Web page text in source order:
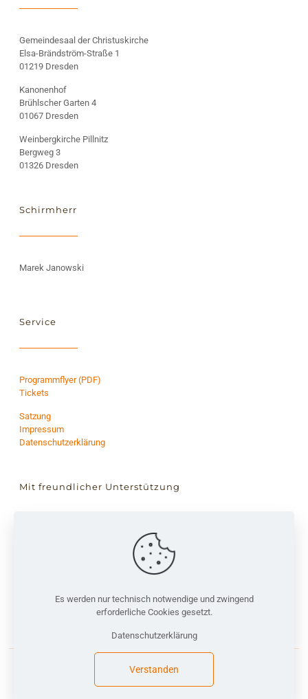
Gemeindesaal der Christuskirche
Elsa-Brändström-Straße 1
01219 Dresden
Kanonenhof
Brühlscher Garten 4
01067 Dresden
Weinbergkirche Pillnitz
Bergweg 3
01326 Dresden
Schirmherr
Marek Janowski
Service
Programmflyer (PDF)
Tickets
Satzung
Impressum
Datenschutzerklärung
Mit freundlicher Unterstützung
©2026 MM e.V. | Alle Rechte vorbehalten.
Es werden nur technisch notwendige und zwingend
erforderliche Cookies gesetzt.
Datenschutzerklärung
Verstanden